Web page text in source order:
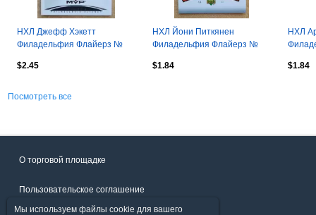
НХЛ Джефф Хэкетт
Филадельфия Флайерз №
$2.45
НХЛ Йони Питкянен
Филадельфия Флайерз №
$1.84
НХЛ
$1.84
Посмотреть все
О торговой площадке
Пользовательское соглашение
Мы используем файлы cookie для вашего